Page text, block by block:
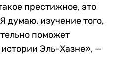
престижное, это
думаю, изучение того,
поможет
Эль-Хазне», —